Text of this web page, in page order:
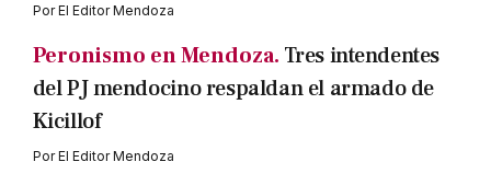
PorEl Editor Mendoza
Peronismo en Mendoza. Tres intendentes
del PJ mendocino respaldan el armado de
Kicillof
PorEl Editor Mendoza